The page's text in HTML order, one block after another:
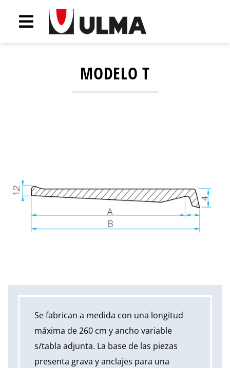
MODELO T
Se fabrican a medida con una longitud
máxima de 260 cm y ancho variable
s/tabla adjunta. La base de las piezas
presenta grava y anclajes para una